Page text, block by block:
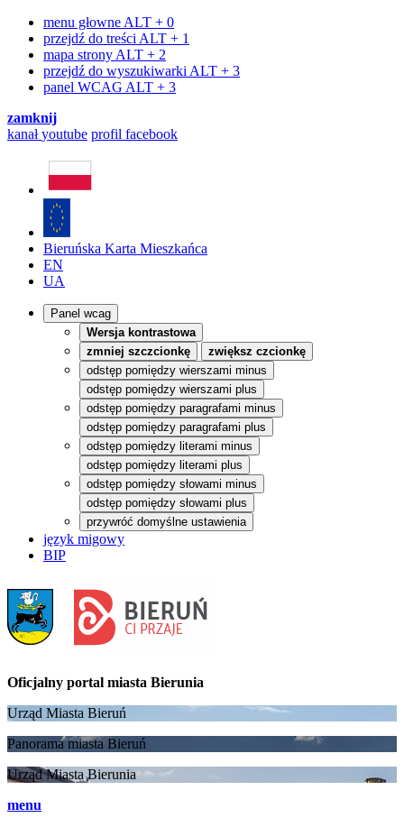
menu głowne ALT + 0
przejdź do treści ALT + 1
mapa strony ALT + 2
przejdź do wyszukiwarki ALT + 3
panel WCAG ALT + 3
zamknij
kanałyoutube profil facebook
Bieruńska Karta Mieszkańca
EN
UA
Panel wcag
Wersja kontrastowa
zmniej szczcionkę
zwiększ czcionkę
odstęp pomiędzy wierszami minus
odstęp pomiędzy wierszami plus
odstęp pomiędzy paragrafami minus
odstęp pomiędzy paragrafami plus
odstęp pomiędzy literami minus
odstęp pomiędzy literami plus
odstęp pomiędzy słowami minus
odstęp pomiędzy słowami plus
przywróć domyślne ustawienia
język migowy
BIP
Oficjalny portal miasta Bierunia
Urząd Miasta Bieruń
Panorama miasta Bieruń
Urząd Miasta Bierunia
menu